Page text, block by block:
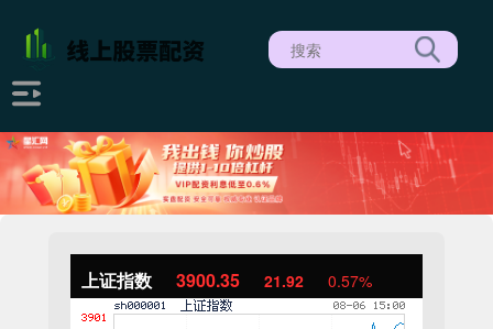
上证指数 3900.35 21.92 0.57%